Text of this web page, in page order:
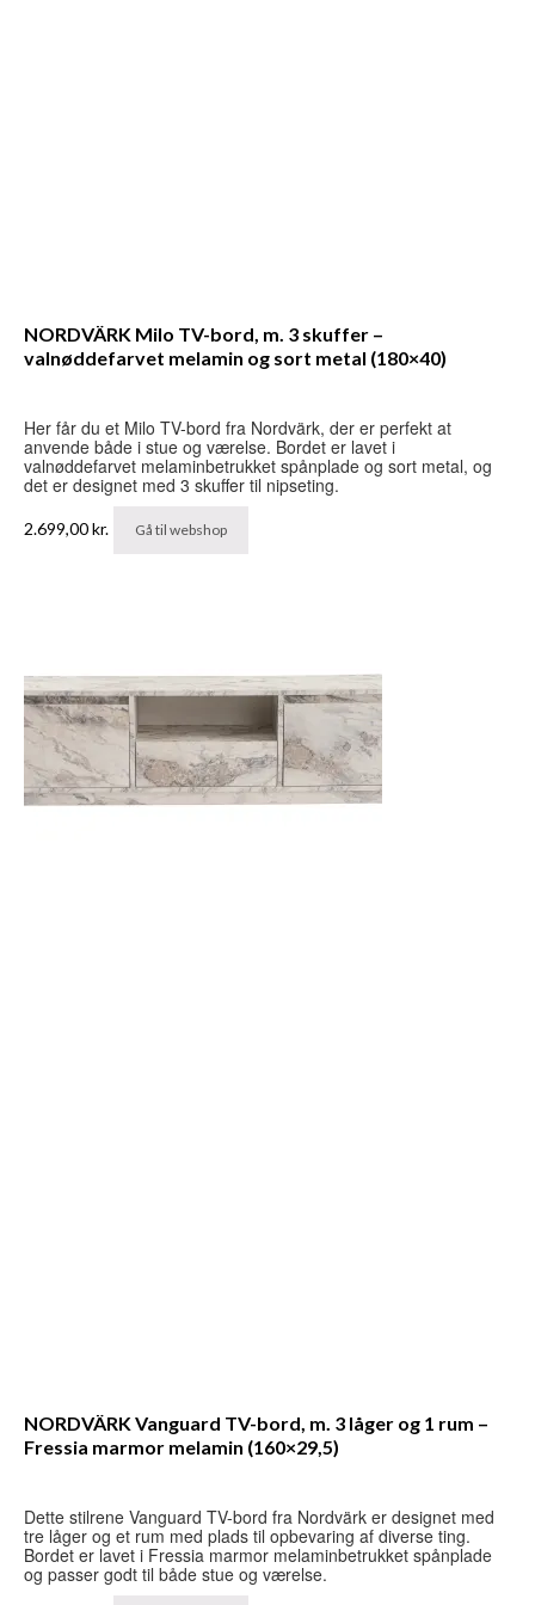
NORDVÄRK Milo TV-bord, m. 3 skuffer –
valnøddefarvet melamin og sort metal (180×40)
Her får du et Milo TV-bord fra Nordvärk, der er perfekt at
anvende både i stue og værelse. Bordet er lavet i
valnøddefarvet melaminbetrukket spånplade og sort metal, og
det er designet med 3 skuffer til nipseting.
2.699,00kr. Gå til webshop
NORDVÄRK Vanguard TV-bord, m. 3 låger og 1 rum –
Fressia marmor melamin (160×29,5)
Dette stilrene Vanguard TV-bord fra Nordvärk er designet med
tre låger og et rum med plads til opbevaring af diverse ting.
Bordet er lavet i Fressia marmor melaminbetrukket spånplade
og passer godt til både stue og værelse.